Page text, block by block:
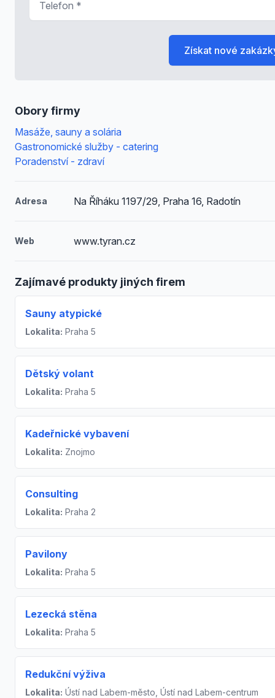
Obory firmy
Masáže, sauny a solária
Gastronomické služby - catering
Poradenství - zdraví
Adresa Na Říháku 1197/29, Praha 16, Radotín
Web www.tyran.cz
Zajímavé produkty jiných firem
Sauny atypické
Lokalita: Praha 5
Dětský volant
Lokalita: Praha 5
Kadeřnické vybavení
Lokalita: Znojmo
Consulting
Lokalita: Praha 2
Pavilony
Lokalita: Praha 5
Lezecká stěna
Lokalita: Praha 5
Redukční výživa
Lokalita: Ústí nad Labem-město, Ústí nad Labem-centrum
Získat nové